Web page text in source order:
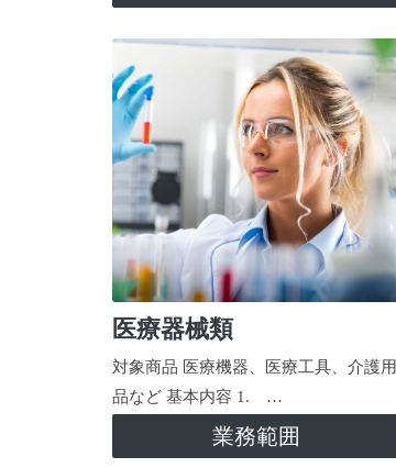
医療器械類
対象商品 医療機器、医療工具、介護用
品など 基本内容 1. …
業務範囲